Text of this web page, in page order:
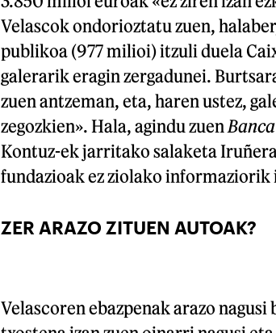
Velascok ondorioztatu zuen,
publikoa (977 milioi) itzuli duela
galerarik eragin zergadunei.
zuen antzeman, eta, haren ustez,
zegozkien». Hala, agindu zuen
Kontuz-ek jarritako salaketa
fundazioak ez ziolako informaziorik
ZER ARAZO ZITUEN AUTOAK?
Velascoren ebazpenak arazo